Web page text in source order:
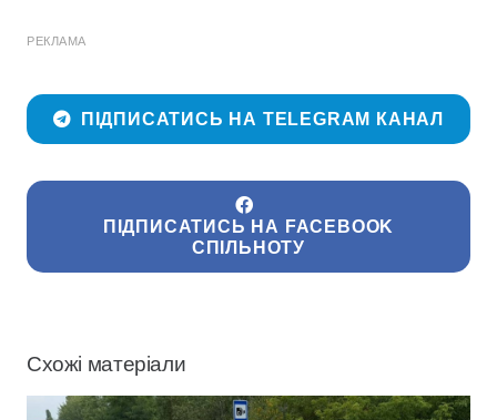
РЕКЛАМА
ПІДПИСАТИСЬ НА TELEGRAM КАНАЛ
ПІДПИСАТИСЬ НА FACEBOOK
СПІЛЬНОТУ
Схожі матеріали